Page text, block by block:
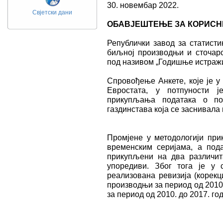
Свјетски дани
30. новембар 2022.
ОБАВЈЕШТЕЊЕ ЗА
Републички завод за
биљној производњи и
под називом „Годишње
Спровођење Анкете, које је
Евростата, у потпуности
прикупљања података о
газдинстава која се
Промјене у методологији
временским серијама, а
прикупљени на два
упоредиви. Због тога је у
реализована ревизија
производњи за период од
за период од 2010. до 2017.